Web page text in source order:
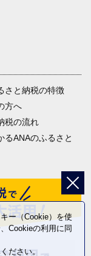
さと納税の特徴
方へ
税の流れ
るANAのふるさと
ー（Cookie）を使
Cookieの利用に同
ださい。